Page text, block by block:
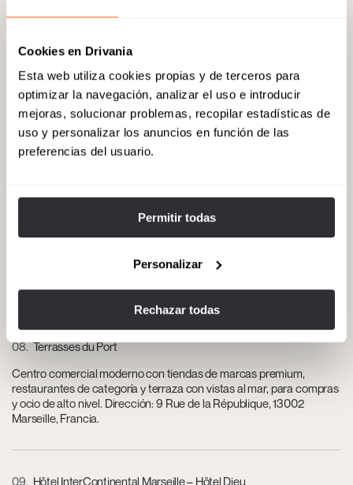
Cookies en Drivania
Esta web utiliza cookies propias y de terceros para
optimizar la navegación, analizar el uso e introducir
mejoras, solucionar problemas, recopilar estadísticas de
uso y personalizar los anuncios en función de las
preferencias del usuario.
Permitir todas
Personalizar
Rechazar todas
enseñas como Louis Vuitton, Hermès, Gucci y Cartier en entorno
06 Maison de la Photographie Galerie & Events
Espacio cultural de arte contemporáneo con exposiciones
selectas, eventos para clientes VIP y entorno pensado para
experiencias premium. Dirección: 11 Rue de la Charité, 13002
Marseille, Francia.
para cenas especiales, atención personalizada y carta de vinos
08 Terrasses du Port
Centro comercial moderno con tiendas de marcas premium,
restaurantes de categoría y terraza con vistas al mar, para compras
y ocio de alto nivel. Dirección: 9 Rue de la République, 13002
Marseille, Francia.
09
Hôtel InterContinental Marseille – Hôtel Dieu